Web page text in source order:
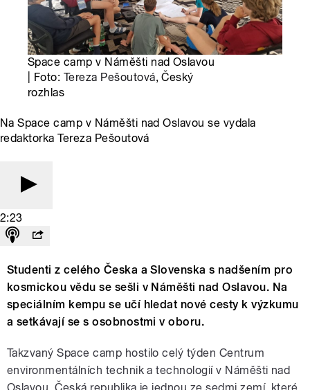
Space camp v Náměšti nad Oslavou
| Foto: Tereza Pešoutová, Český
rozhlas
Na Space camp v Náměšti nad Oslavou se vydala
redaktorka Tereza Pešoutová
2:23
Studenti z celého Česka a Slovenska s nadšením pro
kosmickou vědu se sešli v Náměšti nad Oslavou. Na
speciálním kempu se učí hledat nové cesty k výzkumu
a setkávají se s osobnostmi v oboru.
Takzvaný Space camp hostilo celý týden Centrum
environmentálních technik a technologií v Náměšti nad